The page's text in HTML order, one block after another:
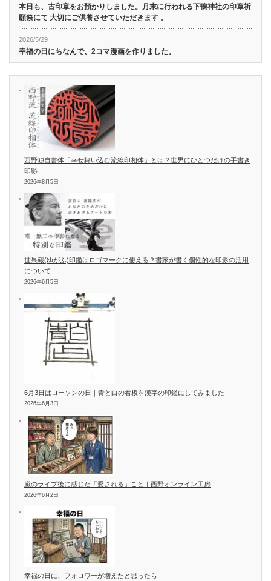
本日も、古印章をお預かりしました。月末に行われる下鴨神社の印章祈
願祭にて 大切にご供養させていただきます 。
2026/5/29
幸福の日にちなんで、2コマ漫画を作りました。
西野独自書体「幸せ舞い込む流線印相体」とは？世界にひとつだけの手書き
印影
2026年8月5日
世果報(ゆがふ)印鑑はロゴマークに使える？書家が書く個性的な印影の活用
について
2026年6月5日
6月3日はローソンの日｜青と白の看板を漢字の印鑑にしてみました
2026年6月3日
嵐のライブ後に感じた「愛される」こと｜西野オンライン工房
2026年6月2日
幸福の日に、フォロワーが増えたと思ったら